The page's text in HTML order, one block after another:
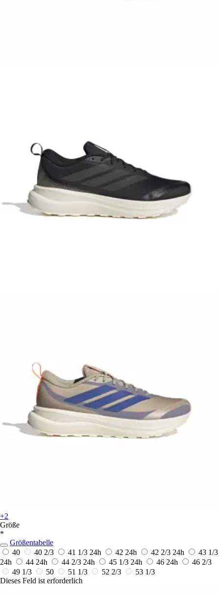
+2
Größe
*
Größentabelle
40
40 2/3 41 1/3 24h 42 24h 42 2/3 24h
43 1/3
24h
44 24h 44 2/3 24h 45 1/3 24h 46 24h
46 2/3
49 1/3
50 51 1/3 52 2/3
53 1/3
Dieses Feld ist erforderlich